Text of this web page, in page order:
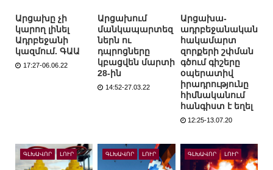
Արցախը չի
կարող լինել
Ադրբեջանի
կազմում. ԳԱԱ
17:27-06.06.22
Արցախում
մանկապարտեզ
ներն ու
դպրոցները
կբացվեն մարտի
28-ին
14:52-27.03.22
Արցախա-
ադրբեջանական
հակամարտ
զորքերի շփման
գծում գիշերը
օպերատիվ
իրադրությունը
հիմնականում
հանգիստ է եղել
12:25-13.07.20
ԳԼԽԱՎՈՐ ԼՈՒՐ ԳԼԽԱՎՈՐ ԼՈՒՐ ԳԼԽԱՎՈՐ ԼՈՒՐ